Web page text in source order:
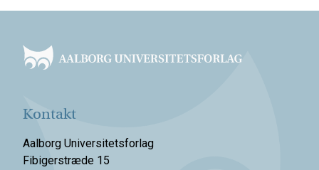
Kontakt
Aalborg Universitetsforlag
Fibigerstræde 15